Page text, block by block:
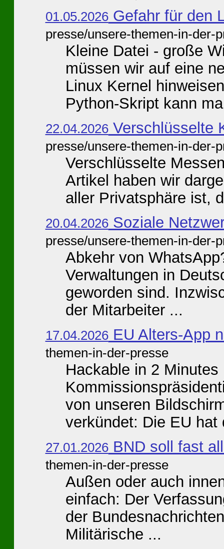
01.05.2026Gefahr für den
presse/unsere-themen-in-der-
Kleine Datei - große
müssen wir auf eine
Linux Kernel
Python-Skript kann
22.04.2026Verschlüsselte
presse/unsere-themen-in-der-
Verschlüsselte
Artikel haben wir
aller Privatsphäre ist,
20.04.2026Soziale
presse/unsere-themen-in-der-
Abkehr von
Verwaltungen in
geworden sind.
der Mitarbeiter ...
17.04.2026EU Alters-App
themen-in-der-presse
Hackable in 2
von unseren
verkündet: Die EU hat
27.01.2026BND soll fast
themen-in-der-presse
Außen oder auch
einfach: Der
der
Militärische ...